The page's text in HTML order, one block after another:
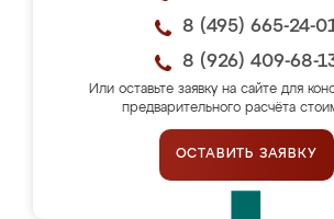
8 (495) 665-24-
8 (926) 409-68-
Или оставьте заявку на сайте для
предварительного расчёта
ОСТАВИТЬ ЗАЯВКУ